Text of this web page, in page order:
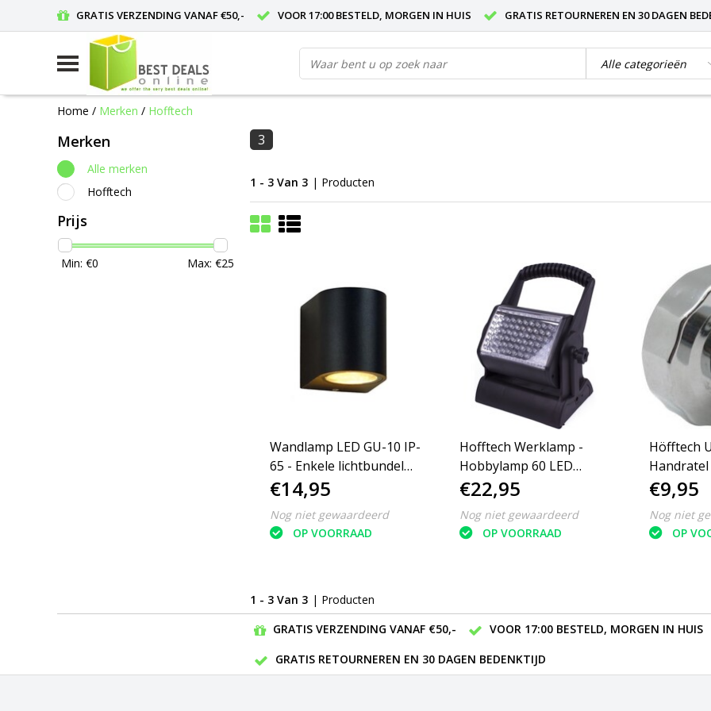
GRATIS VERZENDING VANAF €50,- VOOR 17:00 BESTELD, MORGEN IN HUIS GRATIS RETOURNEREN EN 30 DAGEN
Home / Merken / Hofftech
Merken
Alle merken
Hofftech
Prijs
Min: €0 Max: €25
3
1 - 3 Van 3 | Producten
Wandlamp LED GU-10 IP-
65 - Enkele lichtbundel
Dimbaar ‒ Rond 8.1 cm -
Zwart
€14,95
Nog niet gewaardeerd
OP VOORRAAD
Hofftech Werklamp -
Hobbylamp 60 LED
Oplaadbaar 12 - 220 Volt
€22,95
Nog niet gewaardeerd
OP VOORRAAD
Höfftech
Handratel
&
Haken en
€9,95
Nog niet
OP
1 - 3 Van 3 | Producten
GRATIS VERZENDING VANAF €50,-
VOOR 17:00 BESTELD, MORGEN IN HUIS
GRATIS RETOURNEREN EN 30 DAGEN BEDENKTIJD